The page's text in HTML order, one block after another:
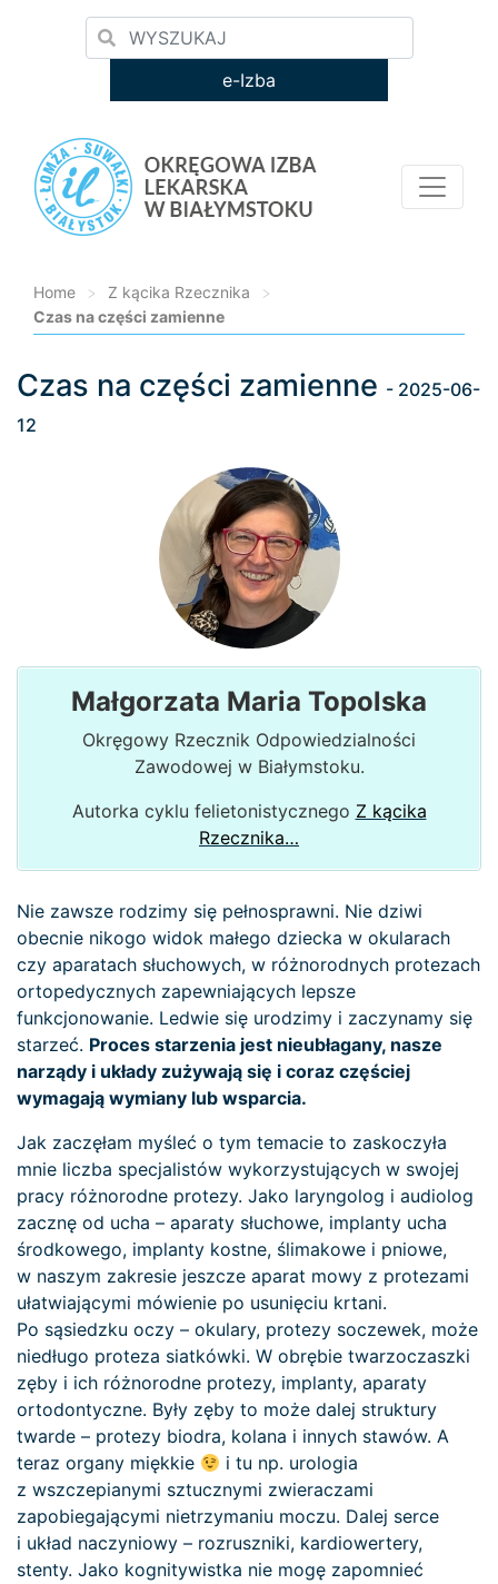
e-Izba
Home > Z kącika Rzecznika
>
Czas na części zamienne
Loading...
Czas na części zamienne - 2025-06-
12
Małgorzata Maria Topolska
Okręgowy Rzecznik Odpowiedzialności
Zawodowej w Białymstoku.
Autorka cyklu felietonistycznego Z kącika
Rzecznika…
Nie zawsze rodzimy się pełnosprawni. Nie dziwi
obecnie nikogo widok małego dziecka w okularach
czy aparatach słuchowych, w różnorodnych protezach
ortopedycznych zapewniających lepsze
funkcjonowanie. Ledwie się urodzimy i zaczynamy się
starzeć. Proces starzenia jest nieubłagany, nasze
narządy i układy zużywają się i coraz częściej
wymagają wymiany lub wsparcia.
Jak zaczęłam myśleć o tym temacie to zaskoczyła
mnie liczba specjalistów wykorzystujących w swojej
pracy różnorodne protezy. Jako laryngolog i audiolog
zacznę od ucha – aparaty słuchowe, implanty ucha
środkowego, implanty kostne, ślimakowe i pniowe,
w naszym zakresie jeszcze aparat mowy z protezami
ułatwiającymi mówienie po usunięciu krtani.
Po sąsiedzku oczy – okulary, protezy soczewek, może
niedługo proteza siatkówki. W obrębie twarzoczaszki
zęby i ich różnorodne protezy, implanty, aparaty
ortodontyczne. Były zęby to może dalej struktury
twarde – protezy biodra, kolana i innych stawów. A
teraz organy miękkie
i tu np. urologia
z wszczepianymi sztucznymi zwieraczami
zapobiegającymi nietrzymaniu moczu. Dalej serce
i układ naczyniowy – rozruszniki, kardiowertery,
stenty. Jako kognitywistka nie mogę zapomnieć